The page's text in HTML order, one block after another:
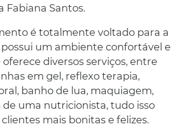
Fabiana Santos.
é totalmente voltado para a
um ambiente confortável e
diversos serviços, entre
em gel, reflexo terapia,
banho de lua, maquiagem,
de uma nutricionista, tudo isso
mais bonitas e felizes.